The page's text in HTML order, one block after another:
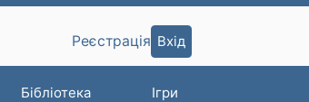
Бібліотека Ігри
Реєстрація Вхід